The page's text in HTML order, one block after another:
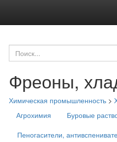
Фреоны,
Химическая промышленность >
Агрохимия
Буровые
Пеногасители,